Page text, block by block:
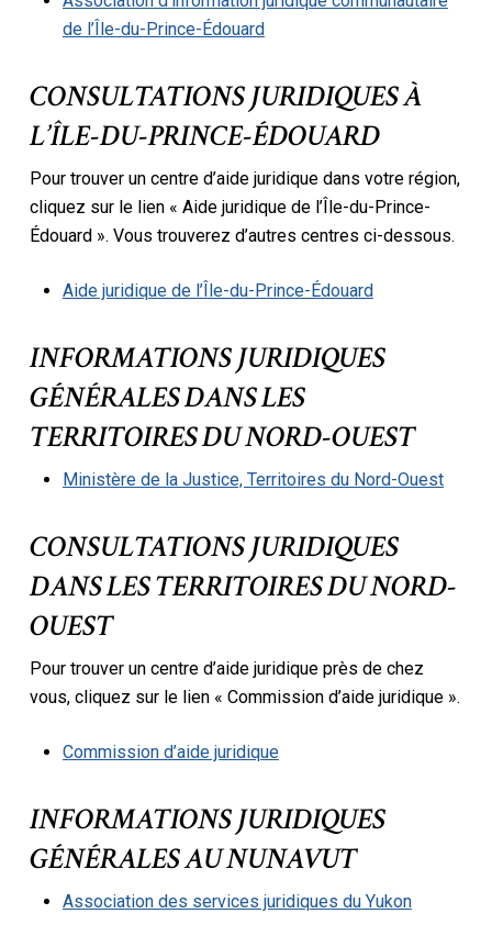
de l’Île-du-Prince-Édouard
CONSULTATIONS JURIDIQUES À
L’ÎLE-DU-PRINCE-ÉDOUARD
Pour trouver un centre d’aide juridique dans votre région,
cliquez sur le lien « Aide juridique de l’Île-du-Prince-
Édouard ». Vous trouverez d’autres centres ci-dessous.
Aide juridique de l’Île-du-Prince-Édouard
INFORMATIONS JURIDIQUES
GÉNÉRALES DANS LES
TERRITOIRES DU NORD-OUEST
Ministère de la Justice, Territoires du Nord-Ouest
CONSULTATIONS JURIDIQUES
DANS LES TERRITOIRES DU NORD-
OUEST
Pour trouver un centre d’aide juridique près de chez
vous, cliquez sur le lien « Commission d’aide juridique ».
Commission d’aide juridique
INFORMATIONS JURIDIQUES
GÉNÉRALES AU NUNAVUT
Association des services juridiques du Yukon